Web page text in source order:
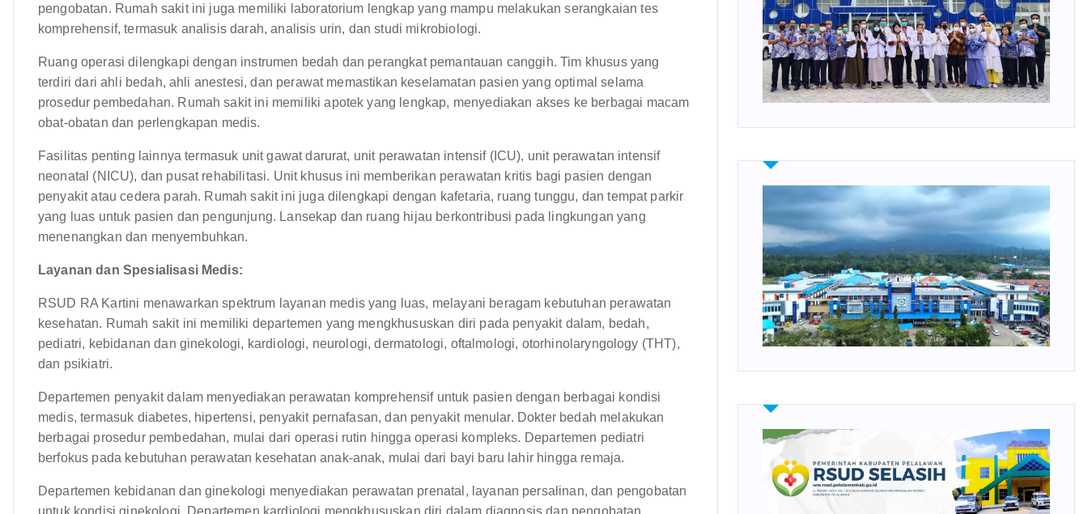
pengobatan. Rumah sakit ini juga memiliki laboratorium lengkap yang mampu melakukan serangkaian tes
komprehensif, termasuk analisis darah, analisis urin, dan studi mikrobiologi.
Ruang operasi dilengkapi dengan instrumen bedah dan perangkat pemantauan canggih. Tim khusus yang
terdiri dari ahli bedah, ahli anestesi, dan perawat memastikan keselamatan pasien yang optimal selama
prosedur pembedahan. Rumah sakit ini memiliki apotek yang lengkap, menyediakan akses ke berbagai macam
obat-obatan dan perlengkapan medis.
Fasilitas penting lainnya termasuk unit gawat darurat, unit perawatan intensif (ICU), unit perawatan intensif
neonatal (NICU), dan pusat rehabilitasi. Unit khusus ini memberikan perawatan kritis bagi pasien dengan
penyakit atau cedera parah. Rumah sakit ini juga dilengkapi dengan kafetaria, ruang tunggu, dan tempat parkir
yang luas untuk pasien dan pengunjung. Lansekap dan ruang hijau berkontribusi pada lingkungan yang
menenangkan dan menyembuhkan.
Layanan dan Spesialisasi Medis:
RSUD RA Kartini menawarkan spektrum layanan medis yang luas, melayani beragam kebutuhan perawatan
kesehatan. Rumah sakit ini memiliki departemen yang mengkhususkan diri pada penyakit dalam, bedah,
pediatri, kebidanan dan ginekologi, kardiologi, neurologi, dermatologi, oftalmologi, otorhinolaryngology (THT),
dan psikiatri.
Departemen penyakit dalam menyediakan perawatan komprehensif untuk pasien dengan berbagai kondisi
medis, termasuk diabetes, hipertensi, penyakit pernafasan, dan penyakit menular. Dokter bedah melakukan
berbagai prosedur pembedahan, mulai dari operasi rutin hingga operasi kompleks. Departemen pediatri
berfokus pada kebutuhan perawatan kesehatan anak-anak, mulai dari bayi baru lahir hingga remaja.
Departemen kebidanan dan ginekologi menyediakan perawatan prenatal, layanan persalinan, dan pengobatan
untuk kondisi ginekologi. Departemen kardiologi mengkhususkan diri dalam diagnosis dan pengobatan